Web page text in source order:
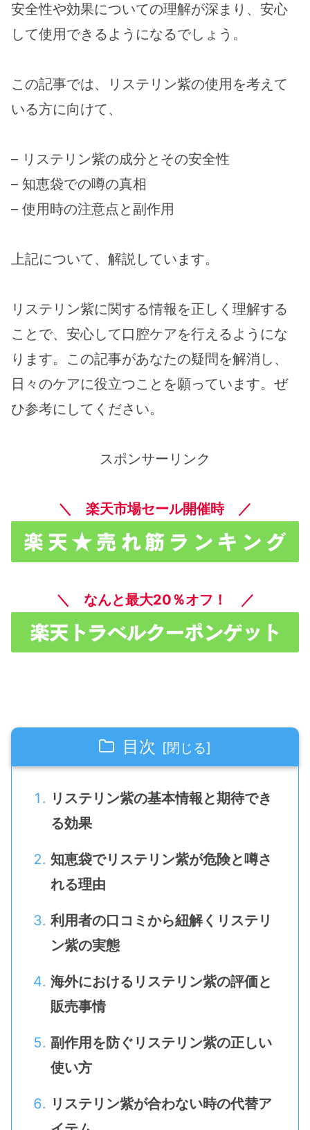
安全性や効果についての理解が深まり、安心
して使用できるようになるでしょう。
この記事では、リステリン紫の使用を考えて
いる方に向けて、
– リステリン紫の成分とその安全性
– 知恵袋での噂の真相
– 使用時の注意点と副作用
上記について、解説しています。
リステリン紫に関する情報を正しく理解する
ことで、安心して口腔ケアを行えるようにな
ります。この記事があなたの疑問を解消し、
日々のケアに役立つことを願っています。ぜ
ひ参考にしてください。
スポンサーリンク
＼ 楽天市場セール開催時 ／
＼ なんと最大20％オフ！ ／
目次
リステリン紫の基本情報と期待でき
る効果
知恵袋でリステリン紫が危険と噂さ
れる理由
利用者の口コミから紐解くリステリ
ン紫の実態
海外におけるリステリン紫の評価と
販売事情
副作用を防ぐリステリン紫の正しい
使い方
リステリン紫が合わない時の代替ア